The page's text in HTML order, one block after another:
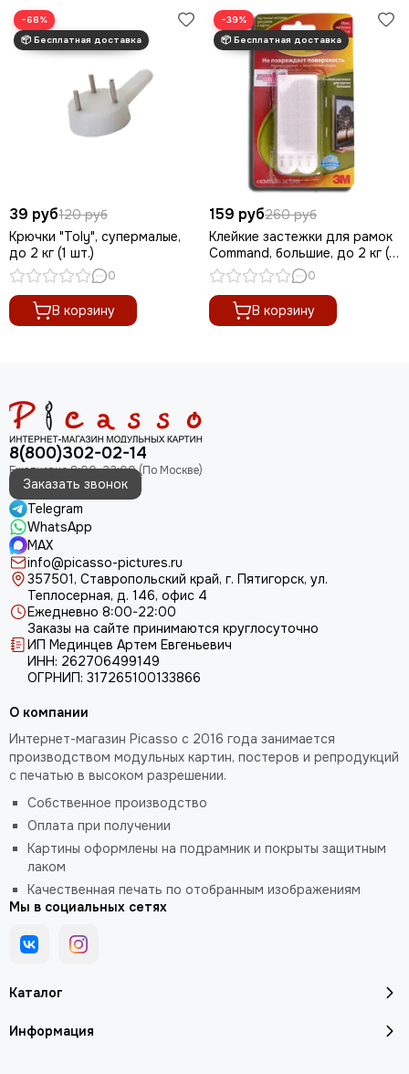
−68%
39 руб120 руб
Крючки "Toly", супермалые,
до 2 кг (1 шт.)
0
В корзину
−39%
159 руб260 руб
Клейкие застежки для рамок
Command, большие, до 2 кг (1
шт.)
0
В корзину
8(800)302-02-14
Заказать звонок
Telegram
WhatsApp
MAX
info@picasso-pictures.ru
357501, Ставропольский край, г. Пятигорск, ул.
Теплосерная, д. 146, офис 4
Ежедневно 8:00-22:00
Заказы на сайте принимаются круглосуточно
ИП Мединцев Артем Евгеньевич
ИНН: 262706499149
ОГРНИП: 317265100133866
Каталог
Информация
О компании
Интернет-магазин Picasso с 2016 года занимается
производством модульных картин, постеров и репродукций
с печатью в высоком разрешении.
Собственное производство
Оплата при получении
Картины оформлены на подрамник и покрыты защитным
лаком
Качественная печать по отобранным изображениям
Мы в социальных сетях